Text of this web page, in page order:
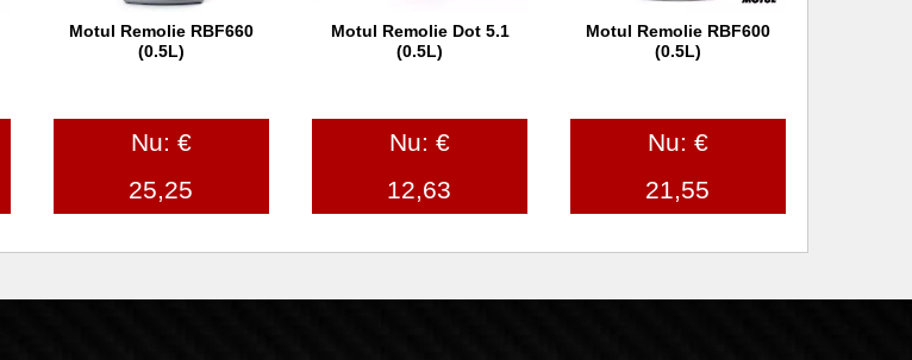
In winkelwagen
Motul Remolie RBF660
(0.5L)
Nu: €
25,25
In winkelwagen
Motul Remolie Dot 5.1
(0.5L)
Nu: €
12,63
In winkelwagen
Motul Remolie RBF600
(0.5L)
Nu: €
21,55